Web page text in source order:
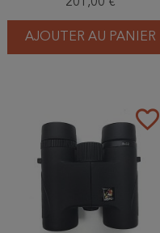
201,00 €
AJOUTER AU PANIER
favorite_border